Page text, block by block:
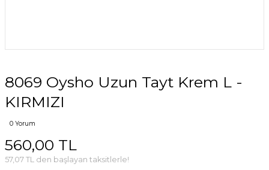
8069 Oysho Uzun Tayt Krem L -
KIRMIZI
0 Yorum
560,00 TL
57,07 TL den başlayan taksitlerle!